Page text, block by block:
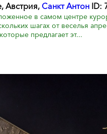
Австрия, Санкт Антон ID:
в самом центре
шагах от веселья
предлагает эт...